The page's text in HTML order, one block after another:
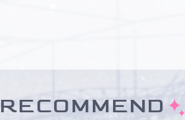
RECOMMEND